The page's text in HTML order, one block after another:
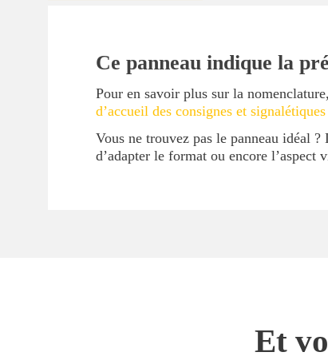
Ce panneau indique la
Pour en savoir plus sur la
d’accueil des consignes et
Vous ne trouvez pas le panneau idéal ?
d’adapter le format ou encore l’aspect
Et